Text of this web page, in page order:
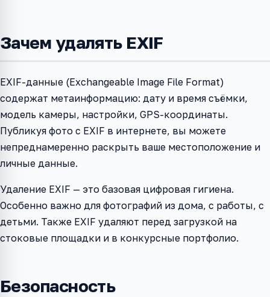
Зачем удалять EXIF
EXIF-данные (Exchangeable Image File Format)
содержат метаинформацию: дату и время съёмки,
модель камеры, настройки, GPS-координаты.
Публикуя фото с EXIF в интернете, вы можете
непреднамеренно раскрыть ваше местоположение и
личные данные.
Удаление EXIF — это базовая цифровая гигиена.
Особенно важно для фотографий из дома, с работы, с
детьми. Также EXIF удаляют перед загрузкой на
стоковые площадки и в конкурсные портфолио.
Безопасность